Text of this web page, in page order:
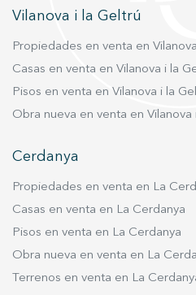
zona.
Vilanova i la Geltrú
Propiedades en venta en
Casas en venta en Vilanova i la
Pisos en venta en Vilanova i la
Obra nueva en venta en Vilanova
Cerdanya
Propiedades en venta en La
Casas en venta en La Cerdanya
Pisos en venta en La Cerdanya
Obra nueva en venta en La
Terrenos en venta en La